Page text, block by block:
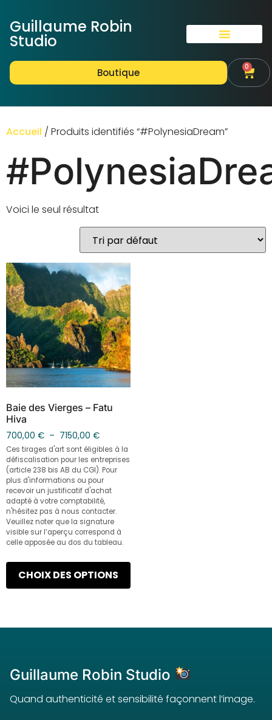
Guillaume Robin
Studio
Boutique 0
Accueil / Produits identifiés “#PolynesiaDream”
Voici le seul résultat
Baie des Vierges – Fatu
Hiva
700,00 € – 7150,00 €
CHOIX DES OPTIONS
Guillaume Robin Studio
Quand authenticité et sensibilité façonnent l’image.